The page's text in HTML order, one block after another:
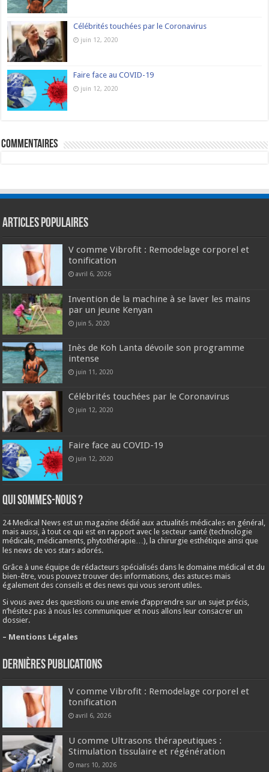
Célébrités touchées par le Coronavirus
juin 12, 2020
Faire face au COVID-19
juin 12, 2020
commentaires
Articles populaires
V comme Vibrofit : Remodelage corporel et
tonification
avril 6, 2026
Invention de la machine à se laver les mains
par un jeune Kenyan
juin 5, 2020
Inès de Koh Lanta dévoile son programme
intense
juin 11, 2020
Célébrités touchées par le Coronavirus
juin 12, 2020
Faire face au COVID-19
juin 12, 2020
Qui sommes-nous ?
24 Medical News est un magazine dédié aux actualités médicales en général,
mais aussi, à tout ce qui est en rapport avec le secteur santé (technologie
médicale, médicaments, phytothérapie…), la chirurgie esthétique ainsi que
les news de vos stars adorés.
Grâce à une équipe de rédacteurs spécialisés dans le domaine médical et du
bien-être, vous pouvez trouver des informations, des astuces mais
également des conseils et des news qui vous seront utiles.
Si vous avez des questions ou une envie d’apprendre sur un sujet précis,
n’hésitez pas à nous les communiquer et nous allons leur consacrer un
dossier.
– Mentions Légales
Dernières publications
V comme Vibrofit : Remodelage corporel et
tonification
avril 6, 2026
U comme Ultrasons thérapeutiques :
Stimulation tissulaire et régénération
mars 10, 2026